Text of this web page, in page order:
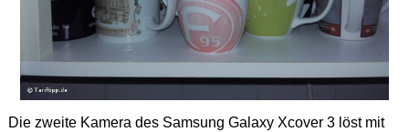
Die zweite Kamera des Samsung Galaxy Xcover 3 löst mit